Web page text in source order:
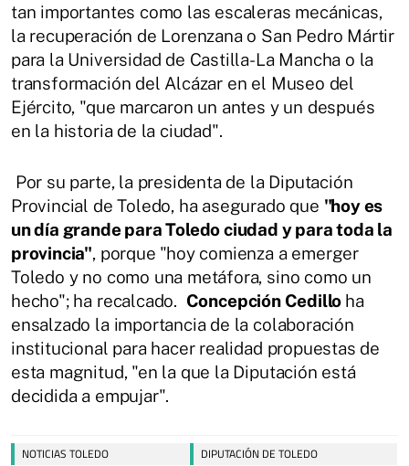
tan importantes como las escaleras mecánicas,
la recuperación de Lorenzana o San Pedro Mártir
para la Universidad de Castilla-La Mancha o la
transformación del Alcázar en el Museo del
Ejército, "que marcaron un antes y un después
en la historia de la ciudad".
Por su parte, la presidenta de la Diputación
Provincial de Toledo, ha asegurado que "hoy es
un día grande para Toledo ciudad y para toda la
provincia", porque "hoy comienza a emerger
Toledo y no como una metáfora, sino como un
hecho"; ha recalcado. Concepción Cedillo ha
ensalzado la importancia de la colaboración
institucional para hacer realidad propuestas de
esta magnitud, "en la que la Diputación está
decidida a empujar".
NOTICIAS TOLEDO
DIPUTACIÓN DE TOLEDO